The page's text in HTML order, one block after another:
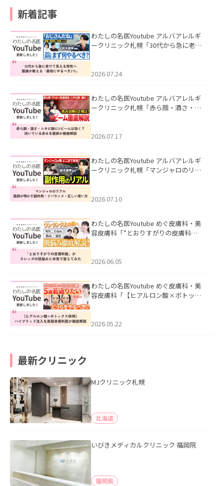
新着記事
わたしの名医Youtube アルバアレルギ
ークリニック札幌「30代から急に老け
た。
2026.07.24
わたしの名医Youtube アルバアレルギ
ークリニック札幌「赤ら顔・酒さ・ニ
した。
2026.07.17
わたしの名医Youtube アルバアレルギ
ークリニック札幌「マンジャロのリア
た。
2026.07.10
わたしの名医Youtube めぐ皮膚科・美
容皮膚科「”とおりすがりの皮膚科
2026.06.05
わたしの名医Youtube めぐ皮膚科・美
容皮膚科「【ヒアルロン酸×ボトック
た。
2026.05.22
最新クリニック
MJクリニック札幌
北海道
いびきメディカルクリニック 福岡院
福岡県